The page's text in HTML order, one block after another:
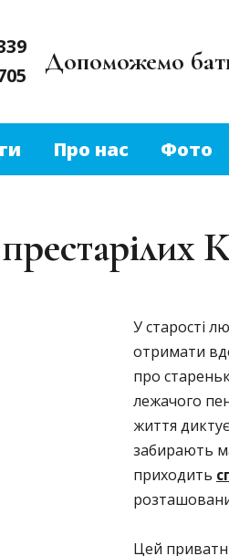
Допоможемо
Про нас Фото
У старості
отримати
про
лежачого
життя
забирають
приходить
Цей